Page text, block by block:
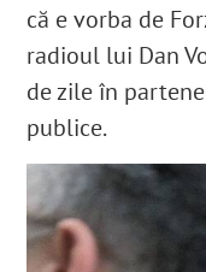
că e vorba de
radioul lui Dan
de zile în
publice.